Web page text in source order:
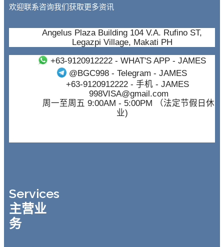
欢迎联系咨询我们获取更多资讯
Angelus Plaza Building 104 V.A. Rufino ST,
Legazpi Village, Makati PH
+63-9120912222- WHAT'S APP - JAMES
@BGC998 - Telegram - JAMES
+63-9120912222- 手机 - JAMES
998VISA@gmail.com
周一至周五 9:00AM - 5:00PM （法定节假日休
业)
Services
主营业
务